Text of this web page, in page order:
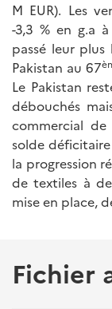
M EUR). Les
-3,3 % en g.a
passé leur
Pakistan au 67
Le Pakistan
débouchés
commercial
solde
la progression
de textiles à
mise en place,
Fichier